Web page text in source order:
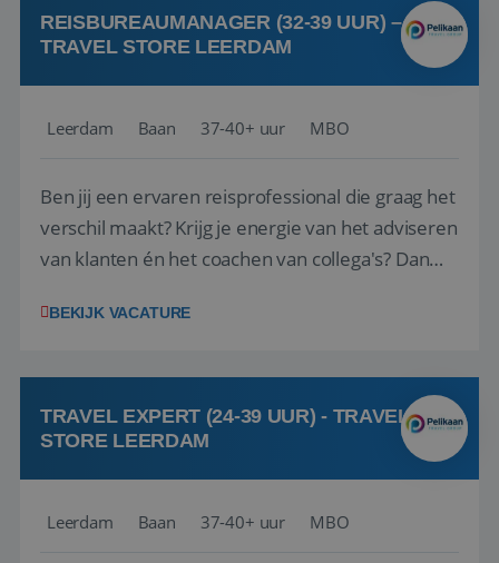
REISBUREAUMANAGER (32-39 UUR) –
TRAVEL STORE LEERDAM
Leerdam Baan 37-40+ uur MBO
Ben jij een ervaren reisprofessional die graag het
verschil maakt? Krijg je energie van het adviseren
van klanten én het coachen van collega's? Dan
(onderdeel van Pelikaan Travel Group) zoeken
team het reisbureau verder...
BEKIJK VACATURE
TRAVEL EXPERT (24-39 UUR) - TRAVEL
STORE LEERDAM
Leerdam Baan 37-40+ uur MBO